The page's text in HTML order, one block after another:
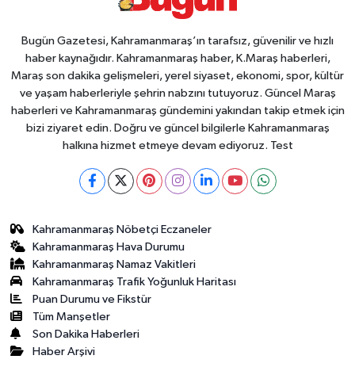
Bugün Gazetesi, Kahramanmaraş’ın tarafsız, güvenilir ve hızlı
haber kaynağıdır. Kahramanmaraş haber, K.Maraş haberleri,
Maraş son dakika gelişmeleri, yerel siyaset, ekonomi, spor, kültür
ve yaşam haberleriyle şehrin nabzını tutuyoruz. Güncel Maraş
haberleri ve Kahramanmaraş gündemini yakından takip etmek için
bizi ziyaret edin. Doğru ve güncel bilgilerle Kahramanmaraş
halkına hizmet etmeye devam ediyoruz. Test
Kahramanmaraş Nöbetçi Eczaneler
Kahramanmaraş Hava Durumu
Kahramanmaraş Namaz Vakitleri
Kahramanmaraş Trafik Yoğunluk Haritası
Puan Durumu ve Fikstür
Tüm Manşetler
Son Dakika Haberleri
Haber Arşivi